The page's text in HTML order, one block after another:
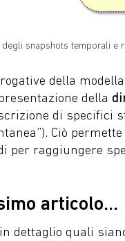
degli snapshots temporali e
della
della
di specifici
Ciò
per raggiungere
articolo…
dettaglio quali